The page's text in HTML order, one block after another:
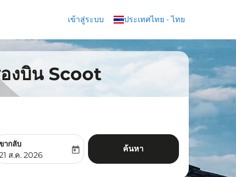
เข้าสู่ระบบ ประเทศไทย - ไทย
keyboard_arrow_down
องบิน Scoot
aria-label
ากลับ
booking-return-date-aria-label
ส.ค. 2026
today ค้นหา